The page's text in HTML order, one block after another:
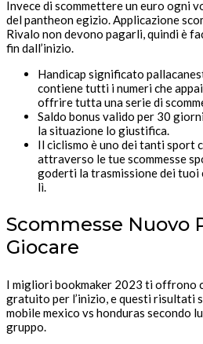
Invece di scommettere un euro ogni
del pantheon egizio. Applicazione
Rivalo non devono pagarli, quindi è
fin dall’inizio.
Handicap significato
contiene tutti i numeri che
offrire tutta una serie di
Saldo bonus valido per 30
la situazione lo giustifica.
Il ciclismo è uno dei tanti sport
attraverso le tue scommesse
goderti la trasmissione dei
lì.
Scommesse Nuovo
Giocare
I migliori bookmaker 2023 ti offrono
gratuito per l’inizio, e questi risultati
mobile mexico vs honduras secondo
gruppo.